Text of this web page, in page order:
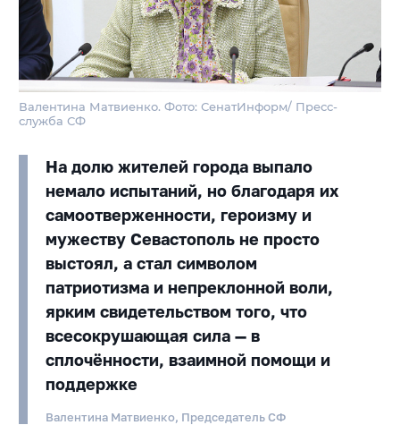
Валентина Матвиенко. Фото: СенатИнформ/ Пресс-
служба СФ
На долю жителей города выпало
немало испытаний, но благодаря их
самоотверженности, героизму и
мужеству Севастополь не просто
выстоял, а стал символом
патриотизма и непреклонной воли,
ярким свидетельством того, что
всесокрушающая сила — в
сплочённости, взаимной помощи и
поддержке
Валентина Матвиенко, Председатель СФ